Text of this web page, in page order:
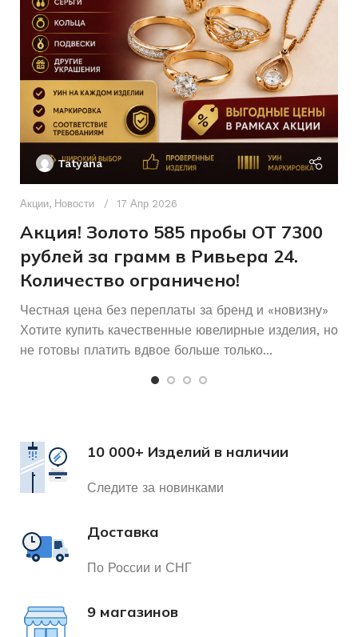
СОСТОЯНИЕ Б/У
Tatyana
Акции, Новости 17 Апр 2026
Акция! Золото 585 пробы ОТ 7300
рублей за грамм в Ривьера 24.
Количество ограничено!
Честная цена без переплаты за бренд и «новизну»
Хотите купить качественные ювелирные изделия, но
не готовы платить вдвое больше только...
10 000+ Изделий в наличии
Следите за новинками
Доставка
По России и СНГ
9 магазинов